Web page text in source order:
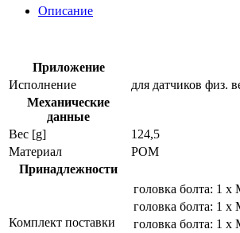
датчиков
e30078
Описание
Приложение
Исполнение
для датчиков физ.
Механические
данные
Вес [g]
124,5
Материал
POM
Принадлежности
Комплект поставки
головка болта: 1 x
головка болта: 1 x
головка болта: 1 x